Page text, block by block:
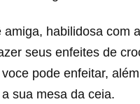
amiga, habilidosa com
seus enfeites de
pode enfeitar,
sua mesa da ceia.